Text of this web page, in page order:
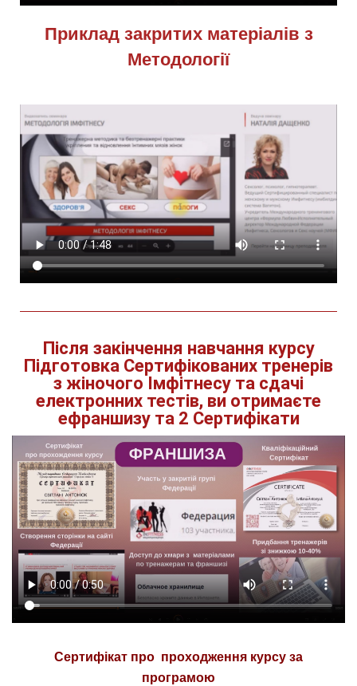
Приклад закритих матеріалів з
Методології
Після закінчення навчання курсу
Підготовка Сертифікованих тренерів
з жіночого Імфітнесу та сдачі
електронних тестів, ви отримаєте
ефраншизу та 2 Сертифікати
Сертифікат про проходження курсу за
програмою